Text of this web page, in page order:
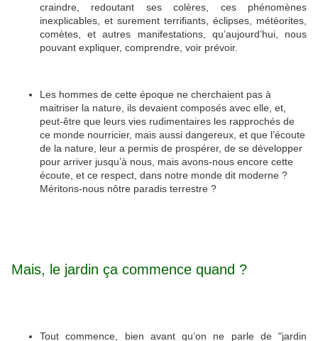
craindre, redoutant ses colères, ces phénomènes
inexplicables, et surement terrifiants, éclipses, météorites,
comètes, et autres manifestations, qu’aujourd’hui, nous
pouvant expliquer, comprendre, voir prévoir.
Les hommes de cette époque ne cherchaient pas à
maitriser la nature, ils devaient composés avec elle, et,
peut-être que leurs vies rudimentaires les rapprochés de
ce monde nourricier, mais aussi dangereux, et que l’écoute
de la nature, leur a permis de prospérer, de se développer
pour arriver jusqu’à nous, mais avons-nous encore cette
écoute, et ce respect, dans notre monde dit moderne ?
Méritons-nous nôtre paradis terrestre ?
Mais, le jardin ça commence quand ?
Tout commence, bien avant qu’on ne parle de "jardin